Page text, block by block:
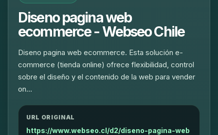
Diseno pagina web
ecommerce - Webseo Chile
Diseno pagina web ecommerce. Esta solución e-
commerce (tienda online) ofrece flexibilidad, control
sobre el diseño y el contenido de la web para vender
on…
URL ORIGINAL
https://www.webseo.cl/d2/diseno-pagina-web